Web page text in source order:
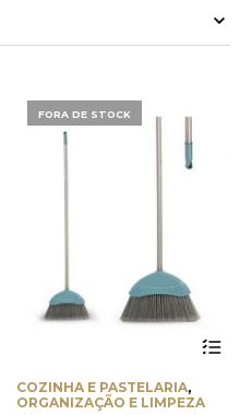
FORA DE STOCK
COZINHA E PASTELARIA,
ORGANIZAÇÃO E LIMPEZA